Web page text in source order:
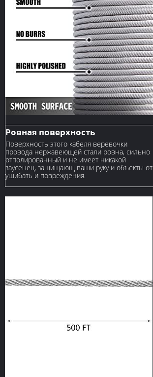
Ровная поверхность
Поверхность этого кабеля веревочки
провода нержавеющей стали ровна, сильно
отполированный и не имеет никакой
заусенец, защищающ ваши руку и объекты от
ушибать и повреждения.